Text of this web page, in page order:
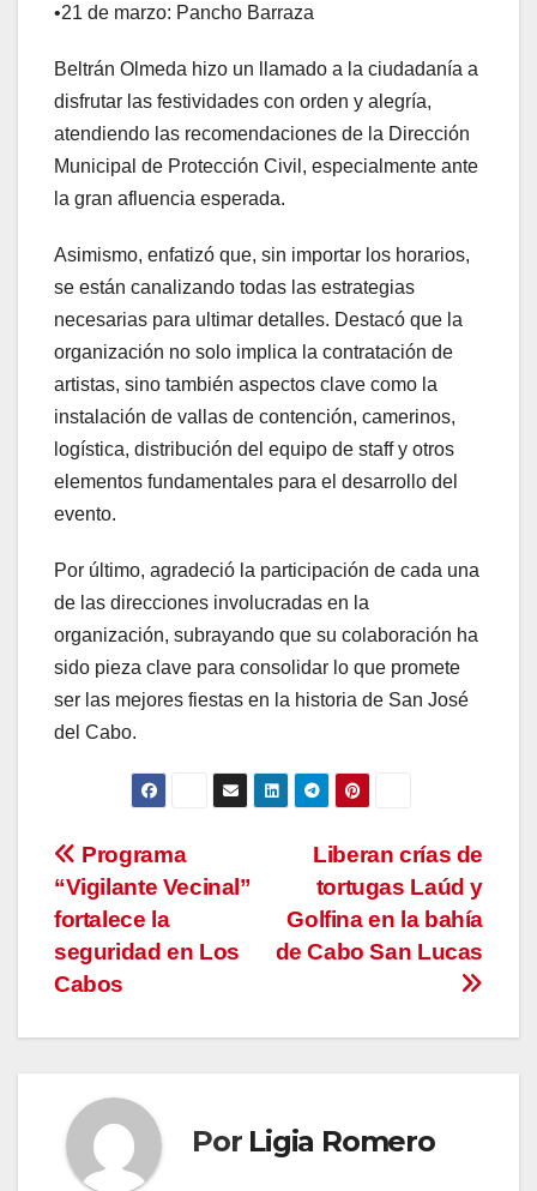
​•​21 de marzo: Pancho Barraza
Beltrán Olmeda hizo un llamado a la ciudadanía a
disfrutar las festividades con orden y alegría,
atendiendo las recomendaciones de la Dirección
Municipal de Protección Civil, especialmente ante
la gran afluencia esperada.
Asimismo, enfatizó que, sin importar los horarios,
se están canalizando todas las estrategias
necesarias para ultimar detalles. Destacó que la
organización no solo implica la contratación de
artistas, sino también aspectos clave como la
instalación de vallas de contención, camerinos,
logística, distribución del equipo de staff y otros
elementos fundamentales para el desarrollo del
evento.
Por último, agradeció la participación de cada una
de las direcciones involucradas en la
organización, subrayando que su colaboración ha
sido pieza clave para consolidar lo que promete
ser las mejores fiestas en la historia de San José
del Cabo.
Navegación
de
entradas
Liberan crías de
tortugas Laúd y
Golfina en la bahía
de Cabo San Lucas
Programa
“Vigilante Vecinal”
fortalece la
seguridad en Los
Cabos
Por Ligia Romero